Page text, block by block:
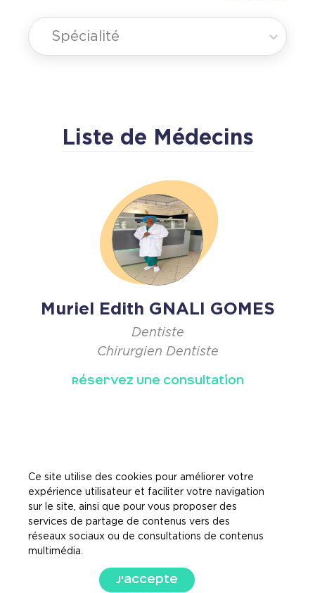
Spécialité
Liste de Médecins
Muriel Edith GNALI GOMES
Dentiste
Chirurgien Dentiste
Réservez Une Consultation
Ce site utilise des cookies pour améliorer votre
expérience utilisateur et faciliter votre navigation
sur le site, ainsi que pour vous proposer des
services de partage de contenus vers des
réseaux sociaux ou de consultations de contenus
multimédia.
J'accepte